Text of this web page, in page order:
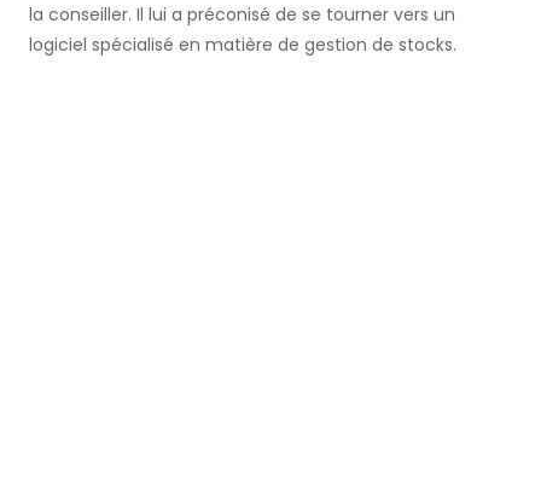
la conseiller. Il lui a préconisé de se tourner vers un
logiciel spécialisé en matière de gestion de stocks.